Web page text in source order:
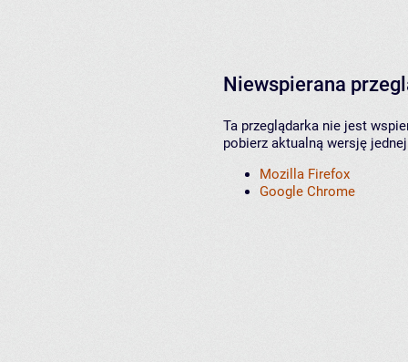
Niewspierana
Ta przeglądarka nie jest
pobierz aktualną wersję
Mozilla Firefox
Google Chrome